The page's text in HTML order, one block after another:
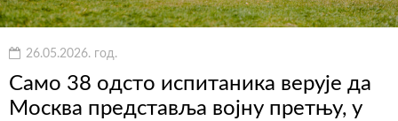
26.05.2026. год.
Само 38 одсто испитаника верује да
Москва представља војну претњу, у